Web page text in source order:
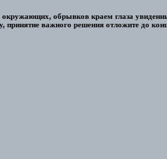
обрывков краем глаза
принятие важного решения отложите до